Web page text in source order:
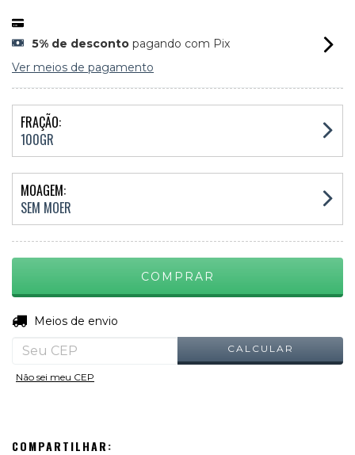
5% de desconto pagando com Pix
Ver meios de pagamento
FRAÇÃO:
100GR
MOAGEM:
SEM MOER
Entregas para o CEP:
Meios de envio
CALCULAR
Não sei meu CEP
COMPARTILHAR: